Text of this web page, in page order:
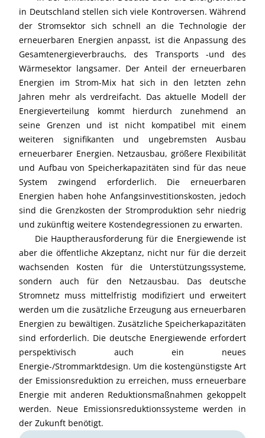
in Deutschland stellen sich viele Kontroversen. Während
der Stromsektor sich schnell an die Technologie der
erneuerbaren Energien anpasst, ist die Anpassung des
Gesamtenergieverbrauchs, des Transports -und des
Wärmesektor langsamer. Der Anteil der erneuerbaren
Energien im Strom-Mix hat sich in den letzten zehn
Jahren mehr als verdreifacht. Das aktuelle Modell der
Energieverteilung kommt hierdurch zunehmend an
seine Grenzen und ist nicht kompatibel mit einem
weiteren signifikanten und ungebremsten Ausbau
erneuerbarer Energien. Netzausbau, größere Flexibilität
und Aufbau von Speicherkapazitäten sind für das neue
System zwingend erforderlich. Die erneuerbaren
Energien haben hohe Anfangsinvestitionskosten, jedoch
sind die Grenzkosten der Stromproduktion sehr niedrig
und zukünftig weitere Kostendegressionen zu erwarten.
Die Hauptherausforderung für die Energiewende ist
aber die öffentliche Akzeptanz, nicht nur für die derzeit
wachsenden Kosten für die Unterstützungssysteme,
sondern auch für den Netzausbau. Das deutsche
Stromnetz muss mittelfristig modifiziert und erweitert
werden um die zusätzliche Erzeugung aus erneuerbaren
Energien zu bewältigen. Zusätzliche Speicherkapazitäten
sind erforderlich. Die deutsche Energiewende erfordert
perspektivisch auch ein neues
Energie-/Strommarktdesign. Um die kostengünstigste Art
der Emissionsreduktion zu erreichen, muss erneuerbare
Energie mit anderen Reduktionsmaßnahmen gekoppelt
werden. Neue Emissionsreduktionssysteme werden in
der Zukunft benötigt.